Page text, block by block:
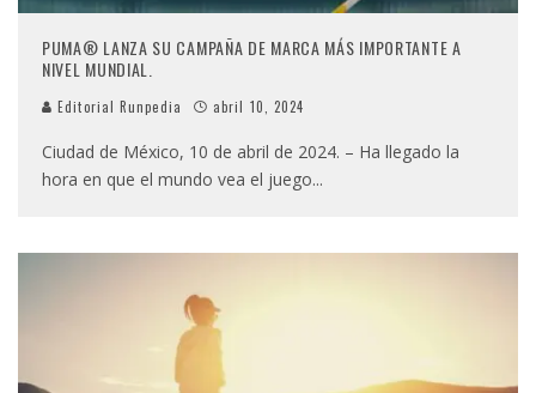
PUMA® LANZA SU CAMPAÑA DE MARCA MÁS IMPORTANTE A
NIVEL MUNDIAL.
Editorial Runpedia abril 10, 2024
Ciudad de México, 10 de abril de 2024. – Ha llegado la
hora en que el mundo vea el juego...